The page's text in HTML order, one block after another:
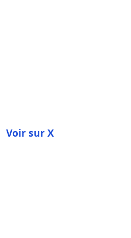
Voir sur X